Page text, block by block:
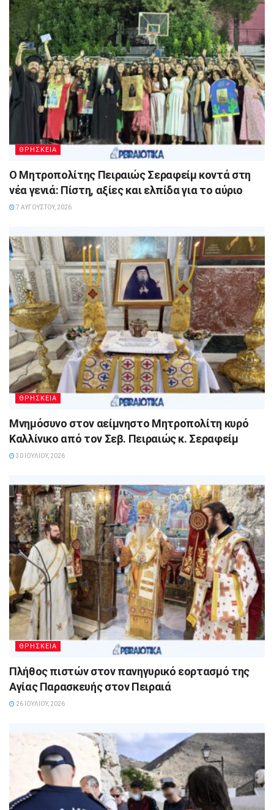
ΘΡΗΣΚΕΙΑ
Ο Μητροπολίτης Πειραιώς Σεραφείμ κοντά στη
νέα γενιά: Πίστη, αξίες και ελπίδα για το αύριο
7 ΑΥΓΟΎΣΤΟΥ, 2026
ΘΡΗΣΚΕΙΑ
Μνημόσυνο στον αείμνηστο Μητροπολίτη κυρό
Καλλίνικο από τον Σεβ. Πειραιώς κ. Σεραφείμ
30 ΙΟΥΛΊΟΥ, 2026
ΘΡΗΣΚΕΙΑ
Πλήθος πιστών στον πανηγυρικό εορτασμό της
Αγίας Παρασκευής στον Πειραιά
26 ΙΟΥΛΊΟΥ, 2026